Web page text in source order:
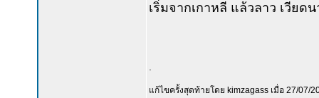
เริ่มจากเกาหลี แล้วลาว เวียด
แก้ไขครั้งสุดท้ายโดย kimzagass เมื่อ 27/07/